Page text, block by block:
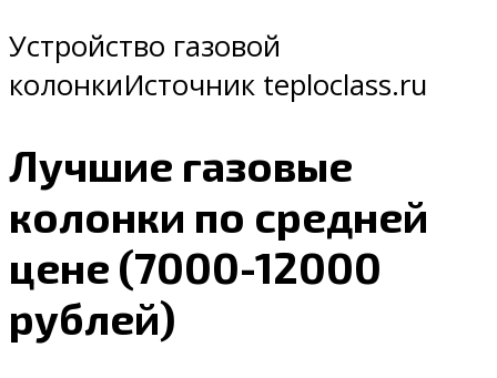
Устройство газовой
колонкиИсточник teploclass.ru
Лучшие газовые
колонки по средней
цене (7000-12000
рублей)